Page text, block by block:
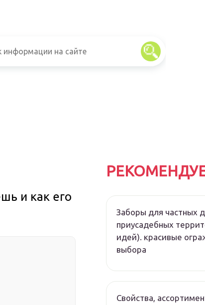
и как его
Заборы для частных
приусадебных
идей). красивые
выбора
Свойства,